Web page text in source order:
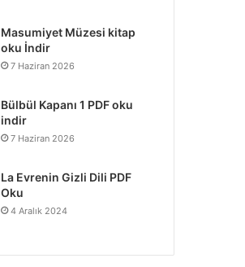
Masumiyet Müzesi kitap
oku İndir
7 Haziran 2026
Bülbül Kapanı 1 PDF oku
indir
7 Haziran 2026
La Evrenin Gizli Dili PDF
Oku
4 Aralık 2024